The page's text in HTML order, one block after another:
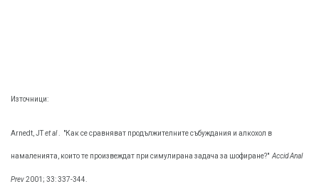
Източници:
Arnedt, JT et al. "Как се сравняват продължителните събуждания и алкохол в
намаленията, които те произвеждат при симулирана задача за шофиране?" Accid Anal
Prev2001; 33: 337-344.